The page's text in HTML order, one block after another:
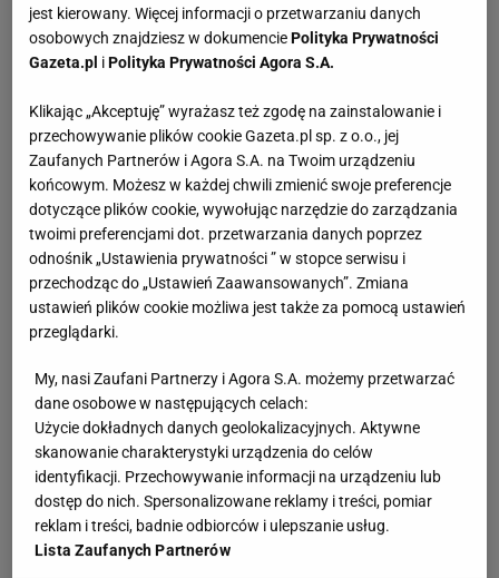
jest kierowany. Więcej informacji o przetwarzaniu danych
osobowych znajdziesz w dokumenciePolityka Prywatności
Gazeta.pl iPolityka Prywatności Agora S.A.
Klikając „Akceptuję” wyrażasz też zgodę na zainstalowanie i
przechowywanie plików cookie Gazeta.pl sp. z o.o., jej
Zaufanych Partnerów i Agora S.A. na Twoim urządzeniu
końcowym. Możesz w każdej chwili zmienić swoje preferencje
dotyczące plików cookie, wywołując narzędzie do zarządzania
twoimi preferencjami dot. przetwarzania danych poprzez
odnośnik „Ustawienia prywatności ” w stopce serwisu i
przechodząc do „Ustawień Zaawansowanych”. Zmiana
ustawień plików cookie możliwa jest także za pomocą ustawień
przeglądarki.
My, nasi Zaufani Partnerzy i Agora S.A. możemy przetwarzać
dane osobowe w następujących celach:
Użycie dokładnych danych geolokalizacyjnych. Aktywne
skanowanie charakterystyki urządzenia do celów
identyfikacji. Przechowywanie informacji na urządzeniu lub
dostęp do nich. Spersonalizowane reklamy i treści, pomiar
reklam i treści, badnie odbiorców i ulepszanie usług.
Lista Zaufanych Partnerów